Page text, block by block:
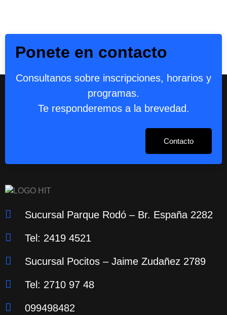
Ponete en contacto
Consultanos sobre inscripciones, horarios y
programas.
Te responderemos a la brevedad.
Contacto
Sucursal Parque Rodó – Br. España 2282
Tel: 2419 4521
Sucursal Pocitos – Jaime Zudañez 2789
Tel: 2710 97 48
099498482